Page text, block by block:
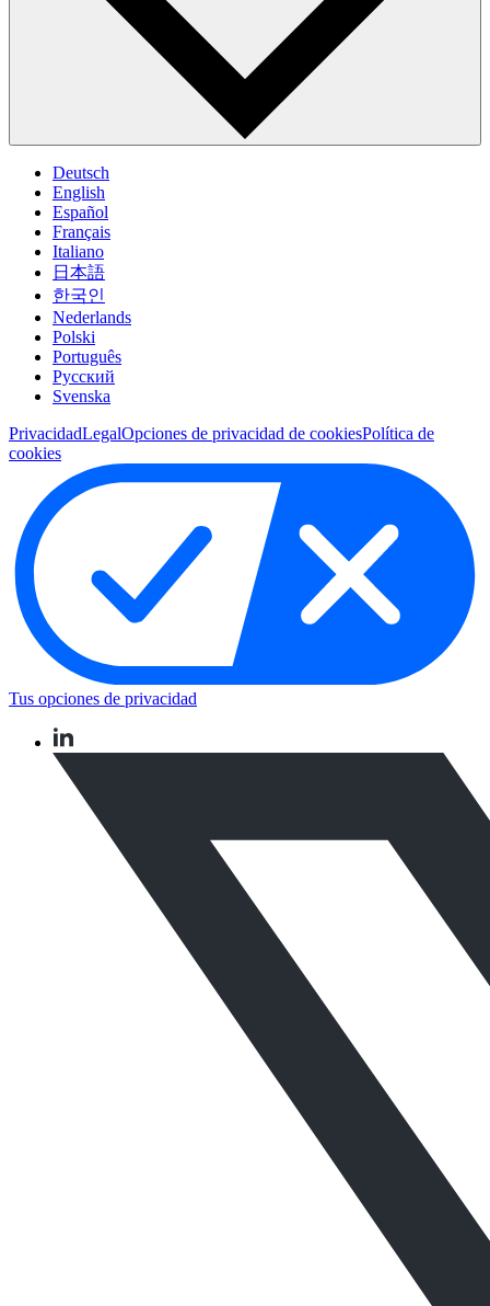
Deutsch
English
Español
Français
Italiano
日本語
한국인
Nederlands
Polski
Português
Pусский
Svenska
PrivacidadLegalOpciones de privacidad de cookiesPolítica de
cookies
Tus opciones de privacidad